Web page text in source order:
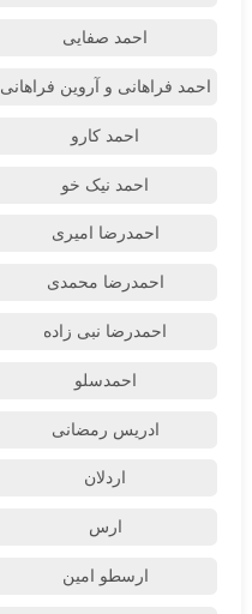
احمد صفایی
احمد فراهانی و آروین فراهانی
احمد کارو
احمد نیک خو
احمدرضا امیری
احمدرضا محمدی
احمدرضا نبی زاده
احمدسلو
ادریس رمضانی
اردلان
ارس
ارسطو امین